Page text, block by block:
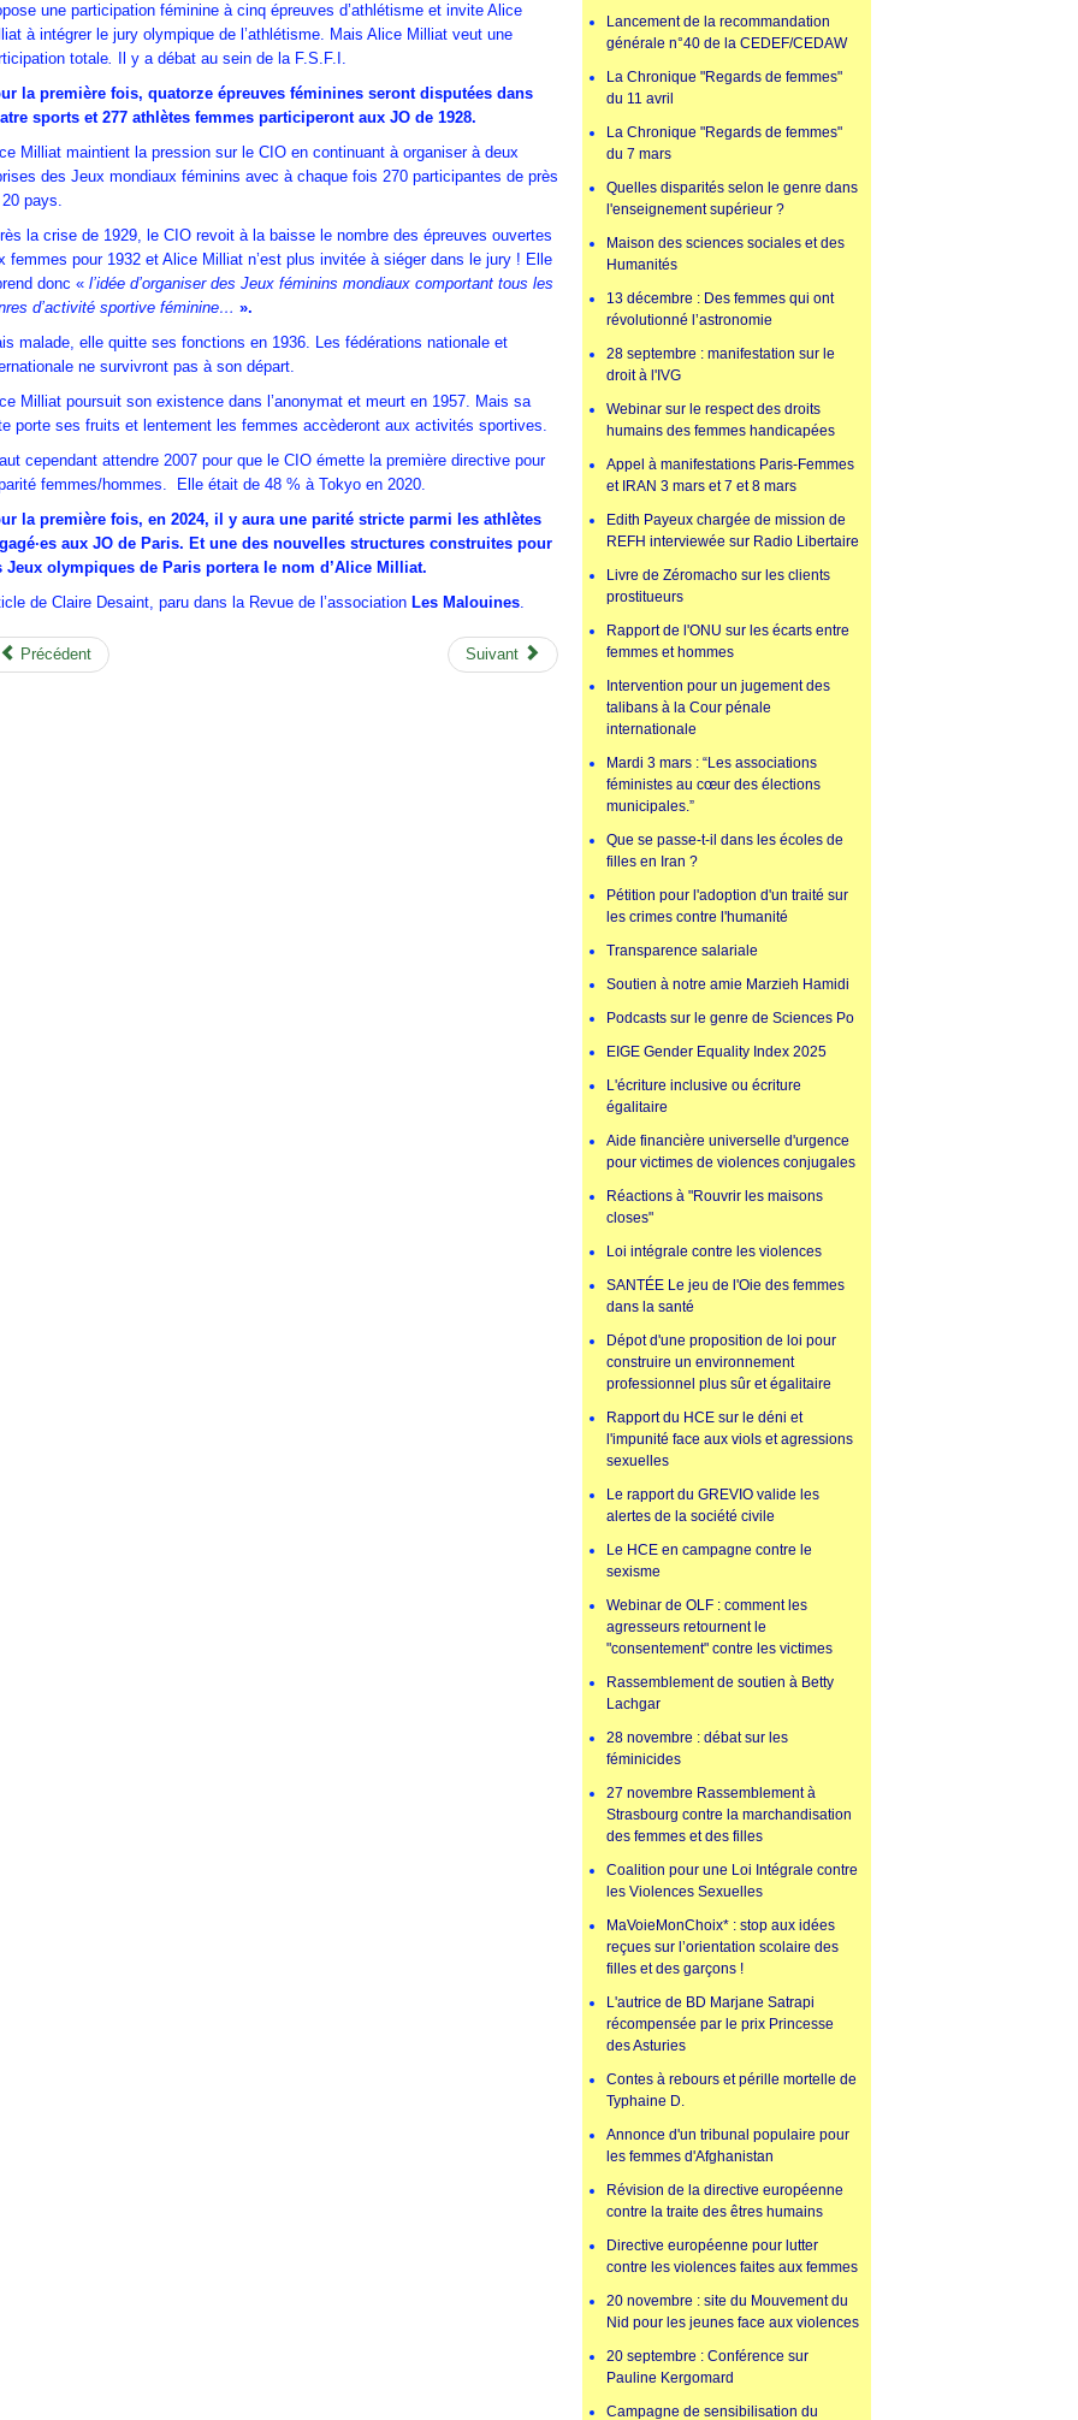
une participation féminine à cinq épreuves d’athlétisme et invite Alice
à intégrer le jury olympique de l’athlétisme. Mais Alice Milliat veut une
totale.
Il y a débat au sein de la F.S.F.I.
la première fois, quatorze épreuves féminines seront disputées dans
sports et 277 athlètes femmes participeront aux JO de 1928.
Milliat maintient la pression sur le CIO en continuant à organiser à deux
des Jeux mondiaux féminins avec à chaque fois 270 participantes de près
pays.
la crise de 1929, le CIO revoit à la baisse le nombre des épreuves ouvertes
femmes pour 1932 et Alice Milliat n’est plus invitée à siéger dans le jury ! Elle
donc « l’idée d’organiser des Jeux féminins mondiaux comportant tous les
d’activité sportive féminine… ».
malade, elle quitte ses fonctions en 1936. Les fédérations nationale et
ne survivront pas à son départ.
Milliat poursuit son existence dans l’anonymat et meurt en 1957. Mais sa
porte ses fruits et lentement les femmes accèderont aux activités sportives.
cependant attendre 2007 pour que le CIO émette la première directive pour
femmes/hommes. Elle était de 48 % à Tokyo en 2020.
la première fois, en 2024, il y aura une parité stricte parmi les athlètes
aux JO de Paris. Et une des nouvelles structures construites pour
Jeux olympiques de Paris portera le nom d’Alice Milliat.
de Claire Desaint, paru dans la Revue de l’association Les Malouines.
Précédent Suivant
Lancement de la recommandation
générale n°40 de la CEDEF/CEDAW
La Chronique "Regards de femmes"
du 11 avril
La Chronique "Regards de femmes"
du 7 mars
Quelles disparités selon le genre dans
l'enseignement supérieur ?
Maison des sciences sociales et des
Humanités
13 décembre : Des femmes qui ont
révolutionné l’astronomie
28 septembre : manifestation sur le
droit à l'IVG
Webinar sur le respect des droits
humains des femmes handicapées
Appel à manifestations Paris-Femmes
et IRAN 3 mars et 7 et 8 mars
Edith Payeux chargée de mission de
REFH interviewée sur Radio Libertaire
Livre de Zéromacho sur les clients
prostitueurs
Rapport de l'ONU sur les écarts entre
femmes et hommes
Intervention pour un jugement des
talibans à la Cour pénale
internationale
Mardi 3 mars : “Les associations
féministes au cœur des élections
municipales.”
Que se passe-t-il dans les écoles de
filles en Iran ?
Pétition pour l'adoption d'un traité sur
les crimes contre l'humanité
Transparence salariale
Soutien à notre amie Marzieh Hamidi
Podcasts sur le genre de Sciences Po
EIGE Gender Equality Index 2025
L'écriture inclusive ou écriture
égalitaire
Aide financière universelle d'urgence
pour victimes de violences conjugales
Réactions à "Rouvrir les maisons
closes"
Loi intégrale contre les violences
SANTÉE Le jeu de l'Oie des femmes
dans la santé
Dépot d'une proposition de loi pour
construire un environnement
professionnel plus sûr et égalitaire
Rapport du HCE sur le déni et
l'impunité face aux viols et agressions
sexuelles
Le rapport du GREVIO valide les
alertes de la société civile
Le HCE en campagne contre le
sexisme
Webinar de OLF : comment les
agresseurs retournent le
"consentement" contre les victimes
Rassemblement de soutien à Betty
Lachgar
28 novembre : débat sur les
féminicides
27 novembre Rassemblement à
Strasbourg contre la marchandisation
des femmes et des filles
Coalition pour une Loi Intégrale contre
les Violences Sexuelles
MaVoieMonChoix* : stop aux idées
reçues sur l’orientation scolaire des
filles et des garçons !
L'autrice de BD Marjane Satrapi
récompensée par le prix Princesse
des Asturies
Contes à rebours et pérille mortelle de
Typhaine D.
Annonce d'un tribunal populaire pour
les femmes d'Afghanistan
Révision de la directive européenne
contre la traite des êtres humains
Directive européenne pour lutter
contre les violences faites aux femmes
20 novembre : site du Mouvement du
Nid pour les jeunes face aux violences
20 septembre : Conférence sur
Pauline Kergomard
Campagne de sensibilisation du